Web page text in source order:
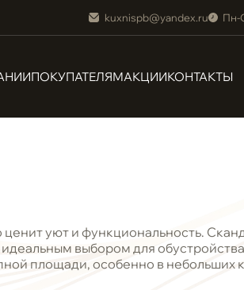
kuxnispb@yandex.ru Пн-
ПОКУПАТЕЛЯМАКЦИИКОНТАКТЫ
уют и функциональность.
выбором для
площади, особенно в небольших